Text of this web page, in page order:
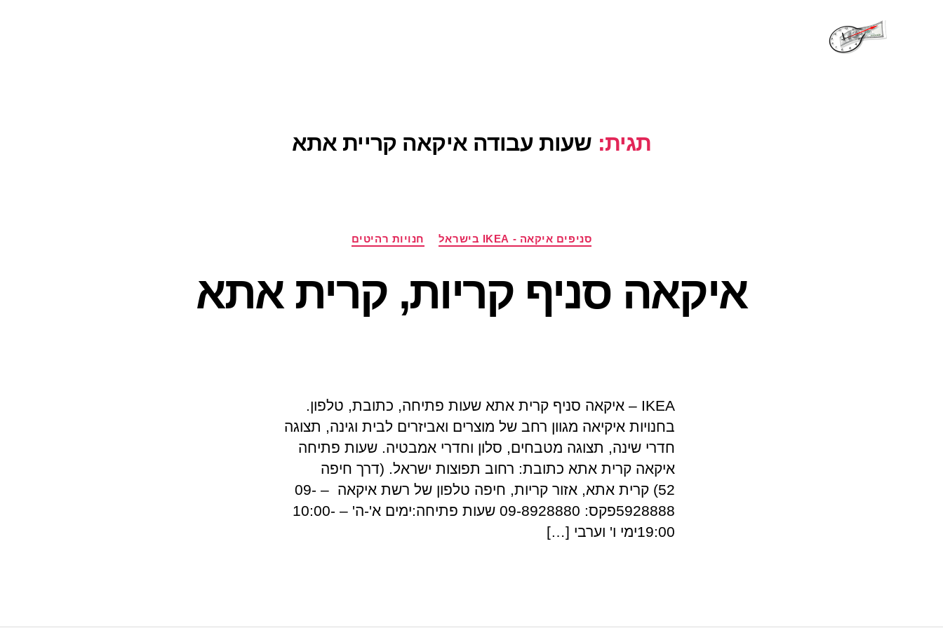
תגית: שעות עבודה איקאה קריית אתא
קטגוריות סניפים איקאה - IKEA בישראל חנויות רהיטים
איקאה סניף קריות, קרית אתא
IKEA – איקאה סניף קרית אתא שעות פתיחה, כתובת, טלפון.
בחנויות איקיאה מגוון רחב של מוצרים ואביזרים לבית וגינה, תצוגה
חדרי שינה, תצוגה מטבחים, סלון וחדרי אמבטיה. שעות פתיחה
איקאה קרית אתא כתובת: רחוב תפוצות ישראל. (דרך חיפה
52) קרית אתא, אזור קריות, חיפה טלפון של רשת איקאה – 09-
5928888פקס: 09-8928880 שעות פתיחה:ימים א'-ה' – 10:00-
19:00ימי ו' וערבי […]